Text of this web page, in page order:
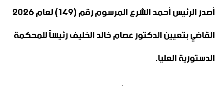
أصدر الرئيس أحمد الشرع المرسوم رقم ‌‎(149) لعام 2026
القاضي بتعيين ‏الدكتور عصام خالد الخليف رئيساً للمحكمة
الدستورية العليا.‏